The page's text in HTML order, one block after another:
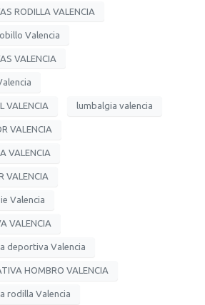
RODILLA VALENCIA
Valencia
VALENCIA
VALENCIA lumbalgia valencia
VALENCIA
VALENCIA
VALENCIA
Valencia
VALENCIA
deportiva Valencia
HOMBRO VALENCIA
rodilla Valencia